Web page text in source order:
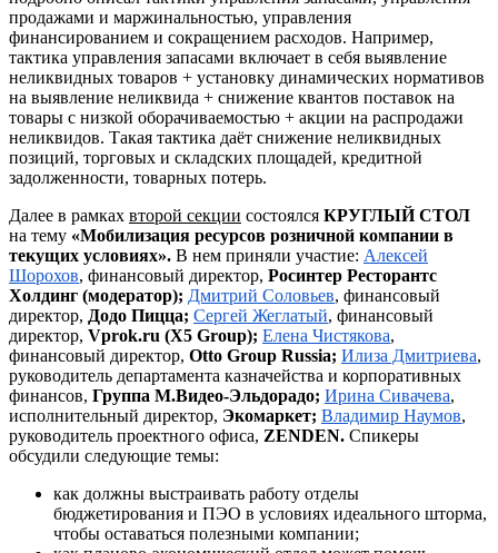
продажами и маржинальностью, управления
финансированием и сокращением расходов. Например,
тактика управления запасами включает в себя выявление
неликвидных товаров + установку динамических нормативов
на выявление неликвида + снижение квантов поставок на
товары с низкой оборачиваемостью + акции на распродажи
неликвидов. Такая тактика даёт снижение неликвидных
позиций, торговых и складских площадей, кредитной
задолженности, товарных потерь.
Далее в рамках второй секции состоялся КРУГЛЫЙ СТОЛ
на тему «Мобилизация ресурсов розничной компании в
текущих условиях». В нем приняли участие: Алексей
Шорохов, финансовый директор, Росинтер Ресторантс
Холдинг (модератор); Дмитрий Соловьев, финансовый
директор, Додо Пицца; Сергей Жеглатый, финансовый
директор, Vprok.ru (X5 Group); Елена Чистякова,
финансовый директор, Otto Group Russia; Илиза Дмитриева,
руководитель департамента казначейства и корпоративных
финансов, Группа М.Видео-Эльдорадо; Ирина Сивачева,
исполнительный директор, Экомаркет; Владимир Наумов,
руководитель проектного офиса, ZENDEN. Спикеры
обсудили следующие темы:
как должны выстраивать работу отделы
бюджетирования и ПЭО в условиях идеального шторма,
чтобы оставаться полезными компании;